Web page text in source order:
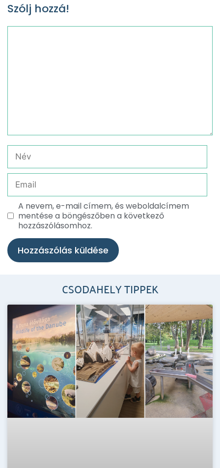
Szólj hozzá!
A nevem, e-mail címem, és weboldalcímem
mentése a böngészőben a következő
hozzászólásomhoz.
CSODAHELY TIPPEK